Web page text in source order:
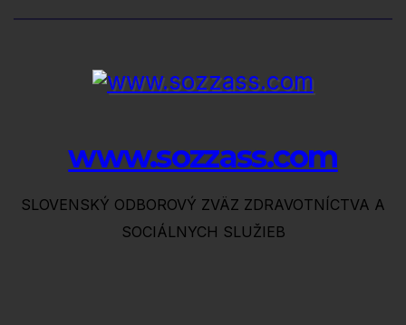
www.sozzass.com
SLOVENSKÝ ODBOROVÝ ZVÄZ ZDRAVOTNÍCTVA A
SOCIÁLNYCH SLUŽIEB